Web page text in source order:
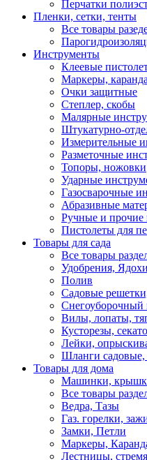
Перчатки
Пленки, сетки, тенты
Все товары
Инструменты
Клеевые
Маркеры,
Очки защитные
Степлер, скобы
Малярные
Штукатурно-
Измерительные
Разметочные
Топоры, ножовки
Ударные
Газосварочные
Абразивные
Ручные и прочие
Пистолеты для
Товары для сада
Все товары
Удобрения,
Полив
Садовые
Снегоуборочный
Вилы, лопаты,
Кусторезы,
Лейки,
Шланги
Товары для дома
Машинки,
Все товары
Ведра, Тазы
Газ. горелки,
Замки, Петли
Маркеры,
Лестницы,